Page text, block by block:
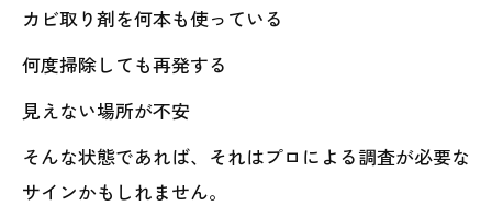
カビ取り剤を何本も使っている
何度掃除しても再発する
見えない場所が不安
そんな状態であれば、それはプロによる調査が必要な
サインかもしれません。